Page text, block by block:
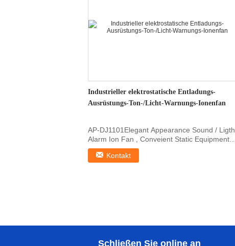
Industrieller elektrostatische Entladungs-
Ausrüstungs-Ton-/Licht-Warnungs-Ionenfan
AP-DJ1101Elegant Appearance Sound / Ligth
Alarm Ion Fan , Conveient Static Equipment 1.
Features AP...
Kontakt
Schließen Sie online an